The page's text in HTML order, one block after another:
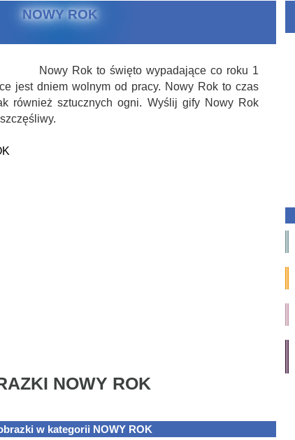
NOWY ROK
Nowy Rok to święto wypadające co roku 1
jest dniem wolnym od pracy. Nowy Rok to czas
również sztucznych ogni. Wyślij gify Nowy Rok
NOWY ROK
w kategorii NOWY ROK